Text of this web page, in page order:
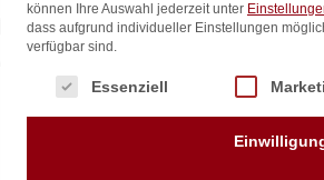
1/2″ Ø 20mm 1/2″
können Ihre Auswahl jederzeit unter
dass aufgrund individueller Einstellungen
verfügbar sind.
Es folgt eine Liste der Service-Gruppen,
Essenziell